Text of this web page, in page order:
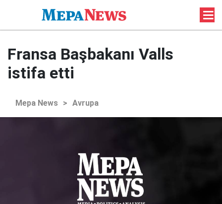
Fransa Başbakanı Valls
istifa etti
Mepa News > Avrupa